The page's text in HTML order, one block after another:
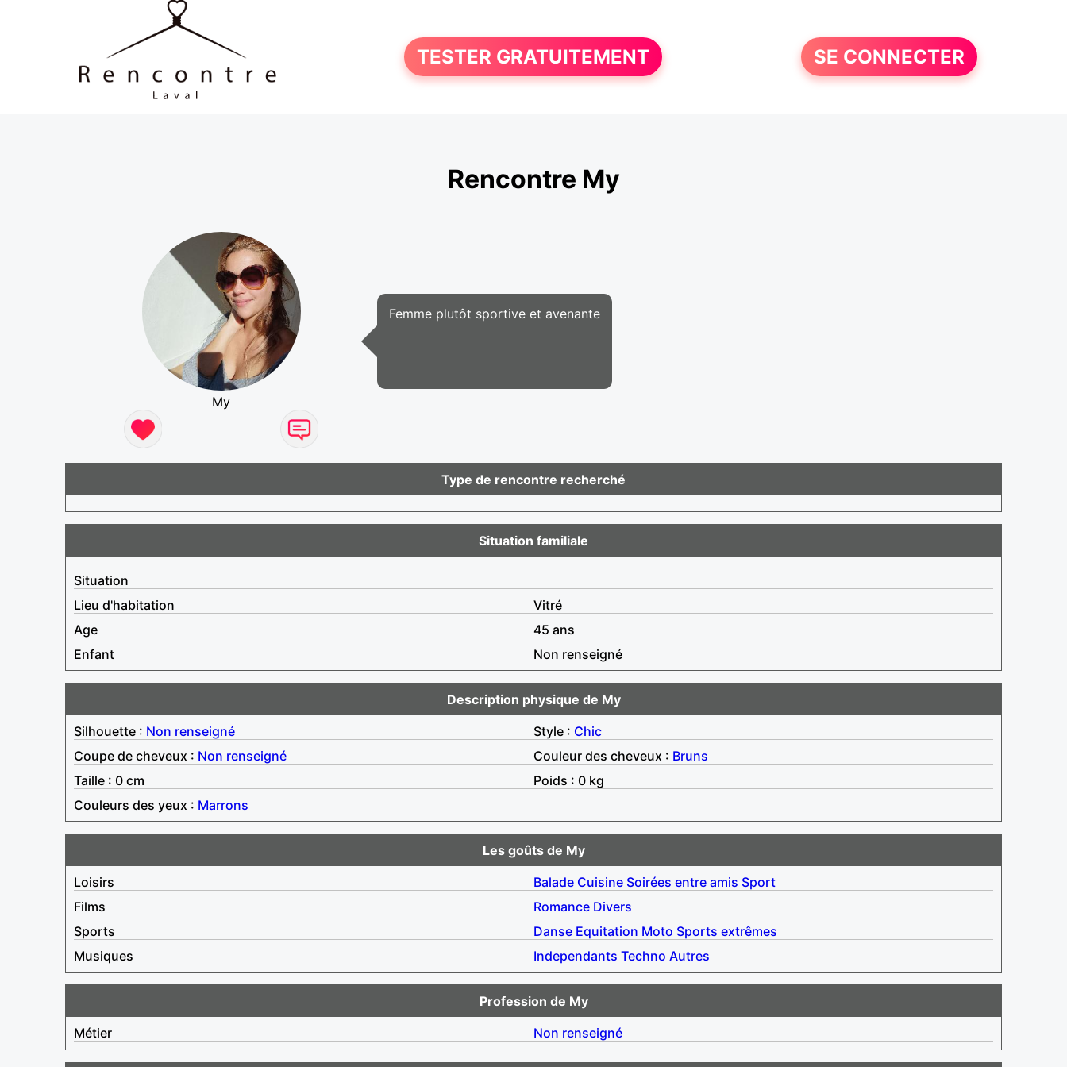
TESTER GRATUITEMENT SE CONNECTER
Rencontre My
My
Femme plutôt sportive et avenante
Type de rencontre recherché
Situation familiale
Situation
Lieu d'habitation
Vitré
Age
45 ans
Enfant
Non renseigné
Description physique de My
Silhouette : Non renseigné Style : Chic
Coupe de cheveux : Non renseigné Couleur des cheveux : Bruns
Taille : 0 cm
Poids : 0 kg
Couleurs des yeux : Marrons
Les goûts de My
Loisirs
Balade Cuisine Soirées entre amis Sport
Films
Romance Divers
Sports
Danse Equitation Moto Sports extrêmes
Musiques
Independants Techno Autres
Profession de My
Métier
Non renseigné